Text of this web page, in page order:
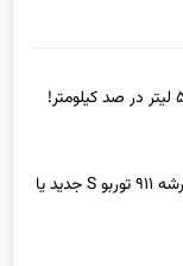
نبرد اسطوره‌ها در دنیای هیبرید، پورشه ۹۱۱ توربو S جدید یا